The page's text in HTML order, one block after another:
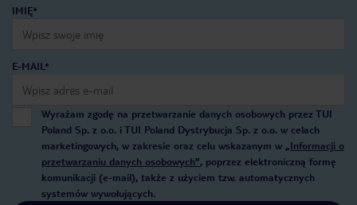
IMIĘ*
E-MAIL*
Wyrażam zgodę na przetwarzanie danych osobowych przez TUI
Poland Sp. z o.o. i TUI Poland Dystrybucja Sp. z o.o. w celach
marketingowych, w zakresie oraz celu wskazanym w „Informacji o
przetwarzaniu danych osobowych”, poprzez elektroniczną formę
komunikacji (e-mail), także z użyciem tzw. automatycznych
systemów wywołujących.